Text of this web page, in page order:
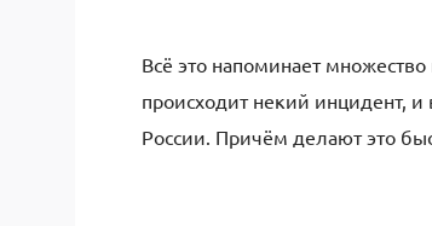
Всё это напоминает
происходит некий инцидент,
России. Причём делают это